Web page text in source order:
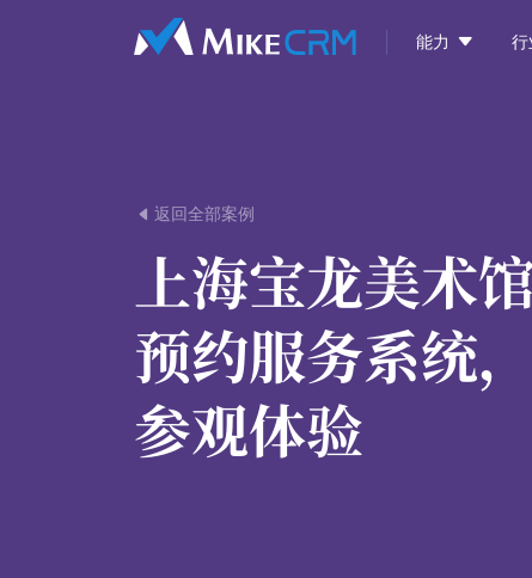
能力  行
 返回全部案例
上海宝龙美术馆
预约服务系统
参观体验